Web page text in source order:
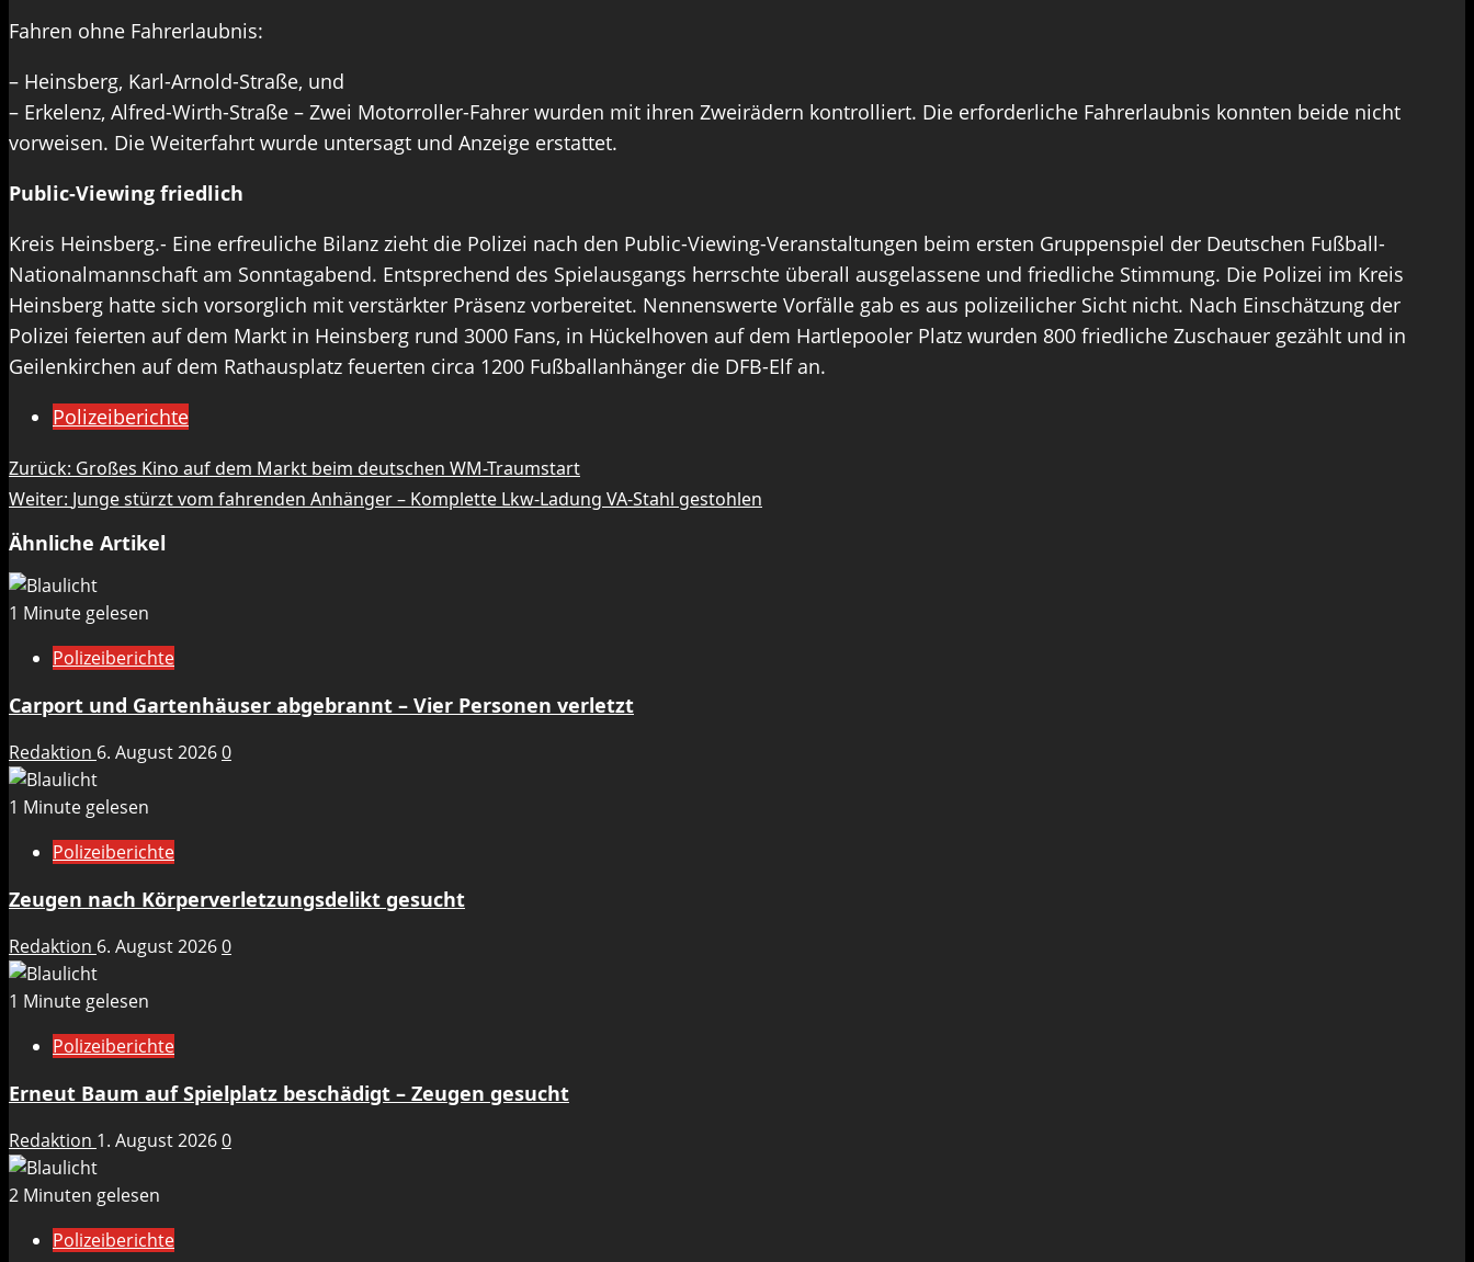
Fahren ohne Fahrerlaubnis:
– Heinsberg, Karl-Arnold-Straße, und
– Erkelenz, Alfred-Wirth-Straße – Zwei Motorroller-Fahrer wurden mit ihren Zweirädern kontrolliert. Die erforderliche Fahrerlaubnis konnten beide nicht
vorweisen. Die Weiterfahrt wurde untersagt und Anzeige erstattet.
Public-Viewing friedlich
Kreis Heinsberg.- Eine erfreuliche Bilanz zieht die Polizei nach den Public-Viewing-Veranstaltungen beim ersten Gruppenspiel der Deutschen Fußball-
Nationalmannschaft am Sonntagabend. Entsprechend des Spielausgangs herrschte überall ausgelassene und friedliche Stimmung. Die Polizei im Kreis
Heinsberg hatte sich vorsorglich mit verstärkter Präsenz vorbereitet. Nennenswerte Vorfälle gab es aus polizeilicher Sicht nicht. Nach Einschätzung der
Polizei feierten auf dem Markt in Heinsberg rund 3000 Fans, in Hückelhoven auf dem Hartlepooler Platz wurden 800 friedliche Zuschauer gezählt und in
Geilenkirchen auf dem Rathausplatz feuerten circa 1200 Fußballanhänger die DFB-Elf an.
Polizeiberichte
Beitragsnavigation
Zurück: Großes Kino auf dem Markt beim deutschen WM-Traumstart
Weiter: Junge stürzt vom fahrenden Anhänger – Komplette Lkw-Ladung VA-Stahl gestohlen
Ähnliche Artikel
1 Minute gelesen
Polizeiberichte
Carport und Gartenhäuser abgebrannt – Vier Personen verletzt
Redaktion 6. August 20260
1 Minute gelesen
Polizeiberichte
Zeugen nach Körperverletzungsdelikt gesucht
Redaktion 6. August 20260
1 Minute gelesen
Polizeiberichte
Erneut Baum auf Spielplatz beschädigt – Zeugen gesucht
Redaktion 1. August 20260
2 Minuten gelesen
Polizeiberichte